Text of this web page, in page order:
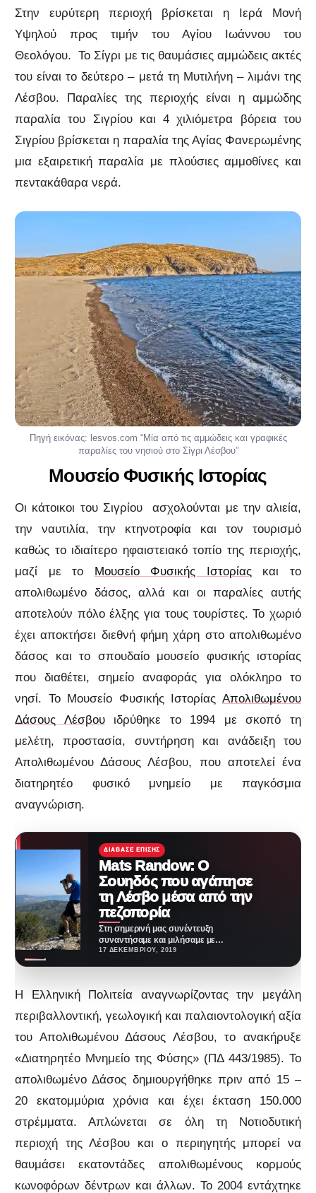
Στην ευρύτερη περιοχή βρίσκεται η Ιερά Μονή
Υψηλού προς τιμήν του Αγίου Ιωάννου του
Θεολόγου. Το Σίγρι με τις θαυμάσιες αμμώδεις ακτές
του είναι το δεύτερο – μετά τη Μυτιλήνη – λιμάνι της
Λέσβου. Παραλίες της περιοχής είναι η αμμώδης
παραλία του Σιγρίου και 4 χιλιόμετρα βόρεια του
Σιγρίου βρίσκεται η παραλία της Αγίας Φανερωμένης
μια εξαιρετική παραλία με πλούσιες αμμοθίνες και
πεντακάθαρα νερά.
Πηγή εικόνας: lesvos.com “Μία από τις αμμώδεις και γραφικές
παραλίες του νησιού στο Σίγρι Λέσβου”
Μουσείο Φυσικής Ιστορίας
Οι κάτοικοι του Σιγρίου ασχολούνται με την αλιεία,
την ναυτιλία, την κτηνοτροφία και τον τουρισμό
καθώς το ιδιαίτερο ηφαιστειακό τοπίο της περιοχής,
μαζί με το
Μουσείο Φυσικής Ιστορίαςκαι το
απολιθωμένο δάσος, αλλά και οι παραλίες αυτής
αποτελούν πόλο έλξης για τους τουρίστες. Το χωριό
έχει αποκτήσει διεθνή φήμη χάρη στο απολιθωμένο
δάσος και το σπουδαίο μουσείο φυσικής ιστορίας
που διαθέτει, σημείο αναφοράς για ολόκληρο το
νησί. Το Μουσείο Φυσικής Ιστορίας Απολιθωμένου
Δάσους Λέσβουιδρύθηκε το 1994 με σκοπό τη
μελέτη, προστασία, συντήρηση και ανάδειξη του
Απολιθωμένου Δάσους Λέσβου, που αποτελεί ένα
διατηρητέο φυσικό μνημείο με παγκόσμια
αναγνώριση.
ΔΙΆΒΑΣΕ ΕΠΊΣΗΣ
Mats Randow: Ο
Σουηδός που αγάπησε
τη Λέσβο μέσα από την
πεζοπορία
Στη σημερινή μας συνέντευξη
συναντήσαμε και μιλήσαμε με
τον δημιουργό της σελίδας
17 ΔΕΚΕΜΒΡΊΟΥ, 2019
Η Ελληνική Πολιτεία αναγνωρίζοντας την μεγάλη
περιβαλλοντική, γεωλογική και παλαιοντολογική αξία
του Απολιθωμένου Δάσους Λέσβου, το ανακήρυξε
«Διατηρητέο Μνημείο της Φύσης» (ΠΔ 443/1985). Το
απολιθωμένο Δάσος δημιουργήθηκε πριν από 15 –
20 εκατομμύρια χρόνια και έχει έκταση 150.000
στρέμματα. Απλώνεται σε όλη τη Νοτιοδυτική
περιοχή της Λέσβου και ο περιηγητής μπορεί να
θαυμάσει εκατοντάδες απολιθωμένους κορμούς
κωνοφόρων δέντρων και άλλων. Το 2004 εντάχτηκε